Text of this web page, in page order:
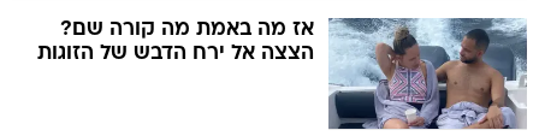
אז מה באמת מה קורה שם?
הצצה אל ירח הדבש של הזוגות